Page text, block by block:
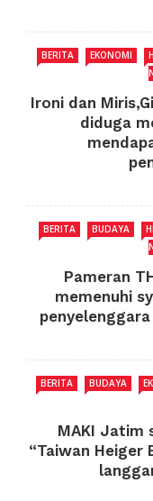
BERITA EKONOMI
Ironi dan
diduga
BERITA BUDAYA
Pameran
memenuhi
BERITA BUDAYA
MAKI Jatim
“Taiwan Heiger